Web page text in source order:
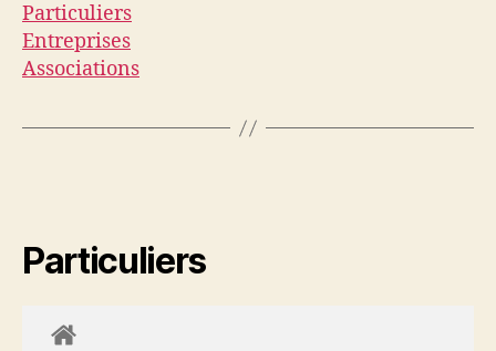
Particuliers
Entreprises
Associations
Particuliers